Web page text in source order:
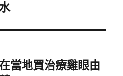
當地買治療雞眼由